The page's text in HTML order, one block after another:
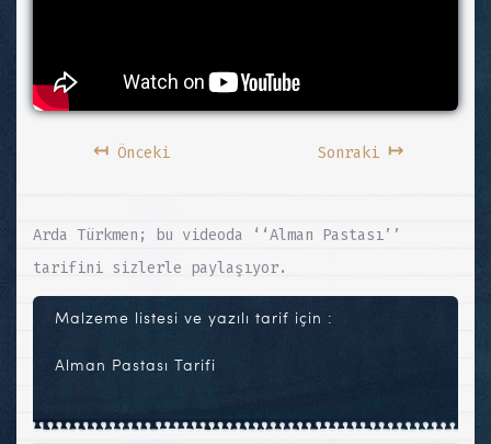
↤Önceki Sonraki ↦
Arda Türkmen; bu videoda ‘‘Alman Pastası’’
tarifini sizlerle paylaşıyor.
Malzeme listesi ve yazılı tarif için :
Alman Pastası Tarifi